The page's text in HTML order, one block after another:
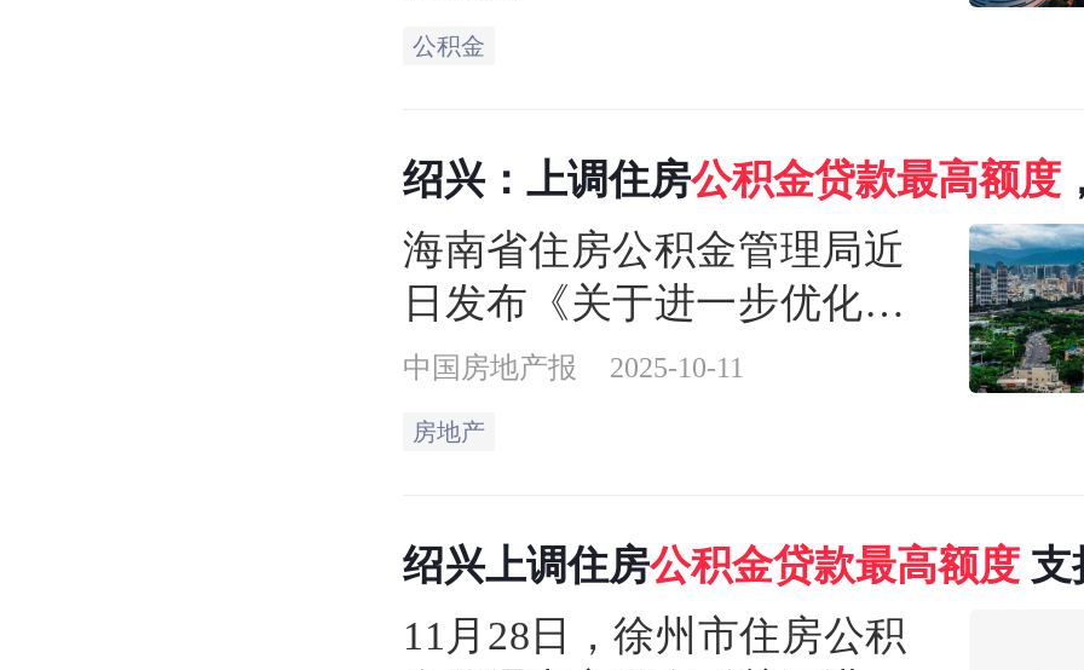
的通知》，本通知自2024年
公积金
绍兴：上调住房公积金贷款最高额度
青年人认定标准
海南省住房公积金管理局近
日发布《关于进一步优化调
整住房公积金贷款政策的通
知（征求意见稿）》，拟进
及改善性住房需求，促进房
地产市场平稳健康发展。
中国房地产报 2025-10-11
房地产
绍兴上调住房公积金贷款最高额度 支
小区更新改造
11月28日，徐州市住房公积